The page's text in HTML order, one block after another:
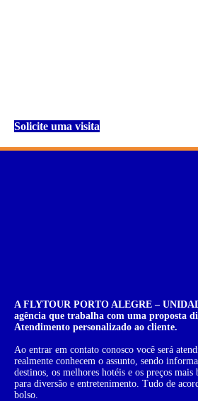
Solicite uma visita
A FLYTOUR PORTO ALEGRE –
agência que trabalha com uma proposta
Atendimento personalizado ao cliente.
Ao entrar em contato conosco você será
realmente conhecem o assunto, sendo
destinos, os melhores hotéis e os preços
para diversão e entretenimento. Tudo de
bolso.